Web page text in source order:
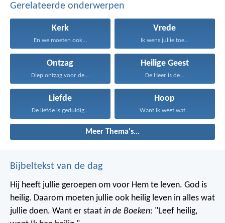
Gerelateerde onderwerpen
Kerk
En we moeten ook...
Vrede
Ik wens jullie toe...
Ontzag
Diep ontzag voor de...
Heilige Geest
De Heer is de...
Liefde
De liefde is geduldig...
Hoop
Want Ik weet wat...
Meer Thema's...
Bijbeltekst van de dag
Hij heeft jullie geroepen om voor Hem te leven. God is
heilig. Daarom moeten jullie ook heilig leven in alles wat
jullie doen. Want er staat in de Boeken: "Leef heilig,